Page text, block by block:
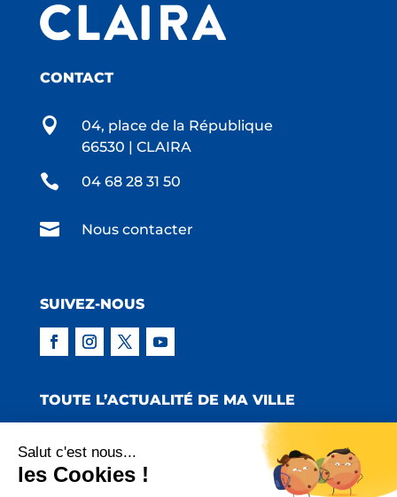
CONTACT

04, place de la République
66530 | CLAIRA
 04 68 28 31 50
 Nous contacter
SUIVEZ-NOUS
TOUTE L’ACTUALITÉ DE MA VILLE
Salut c'est nous...
les Cookies !